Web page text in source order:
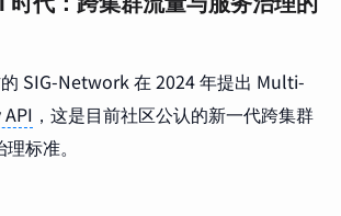
SIG-Network 在 2024 年提出 Multi-
，这是目前社区公认的新一代跨集群
标准。